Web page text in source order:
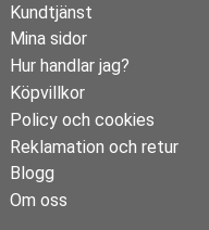
Kundtjänst
Mina sidor
Hur handlar jag?
Köpvillkor
Policy och cookies
Reklamation och retur
Blogg
Om oss